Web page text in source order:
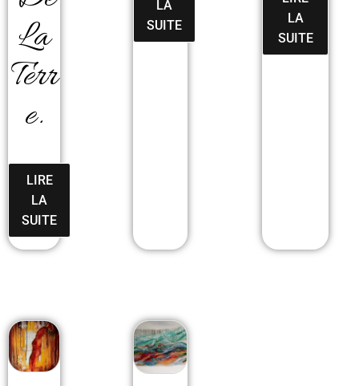
La
Terr
E.
LIRE
LA
SUITE
LA
SUITE
LA
SUITE